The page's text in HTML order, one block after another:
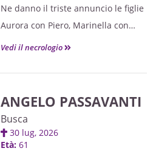
Ne danno il triste annuncio le figlie
Aurora con Piero, Marinella con
Lanfranco e Monica con Silvano, gli
Giulia con Samuele, Marika con
e parenti tutti.
Vedi il necrologio
ANGELO PASSAVANTI
Busca
30 lug, 2026
Età: 61